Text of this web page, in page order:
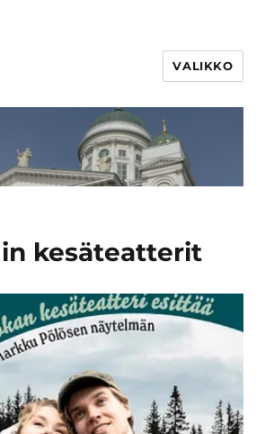
VALIKKO
kesäteatterit